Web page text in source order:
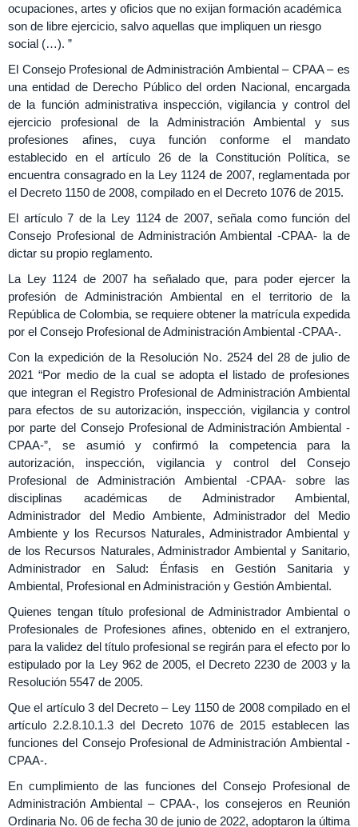
ocupaciones, artes y oficios que no exijan formación académica
son de libre ejercicio, salvo aquellas que impliquen un riesgo
social (…). ”
El Consejo Profesional de Administración Ambiental – CPAA – es
una entidad de Derecho Público del orden Nacional, encargada
de la función administrativa inspección, vigilancia y control del
ejercicio profesional de la Administración Ambiental y sus
profesiones afines, cuya función conforme el mandato
establecido en el artículo 26 de la Constitución Política, se
encuentra consagrado en la Ley 1124 de 2007, reglamentada por
el Decreto 1150 de 2008, compilado en el Decreto 1076 de 2015.
El artículo 7 de la Ley 1124 de 2007, señala como función del
Consejo Profesional de Administración Ambiental -CPAA- la de
dictar su propio reglamento.
La Ley 1124 de 2007 ha señalado que, para poder ejercer la
profesión de Administración Ambiental en el territorio de la
República de Colombia, se requiere obtener la matrícula expedida
por el Consejo Profesional de Administración Ambiental -CPAA-.
Con la expedición de la Resolución No. 2524 del 28 de julio de
2021 “Por medio de la cual se adopta el listado de profesiones
que integran el Registro Profesional de Administración Ambiental
para efectos de su autorización, inspección, vigilancia y control
por parte del Consejo Profesional de Administración Ambiental -
CPAA-”, se asumió y confirmó la competencia para la
autorización, inspección, vigilancia y control del Consejo
Profesional de Administración Ambiental -CPAA- sobre las
disciplinas académicas de Administrador Ambiental,
Administrador del Medio Ambiente, Administrador del Medio
Ambiente y los Recursos Naturales, Administrador Ambiental y
de los Recursos Naturales, Administrador Ambiental y Sanitario,
Administrador en Salud: Énfasis en Gestión Sanitaria y
Ambiental, Profesional en Administración y Gestión Ambiental.
Quienes tengan título profesional de Administrador Ambiental o
Profesionales de Profesiones afines, obtenido en el extranjero,
para la validez del título profesional se regirán para el efecto por lo
estipulado por la Ley 962 de 2005, el Decreto 2230 de 2003 y la
Resolución 5547 de 2005.
Que el artículo 3 del Decreto – Ley 1150 de 2008 compilado en el
artículo 2.2.8.10.1.3 del Decreto 1076 de 2015 establecen las
funciones del Consejo Profesional de Administración Ambiental -
CPAA-.
En cumplimiento de las funciones del Consejo Profesional de
Administración Ambiental – CPAA-, los consejeros en Reunión
Ordinaria No. 06 de fecha 30 de junio de 2022, adoptaron la última